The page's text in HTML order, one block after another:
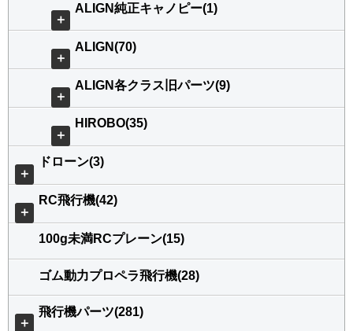
＋
ALIGN純正キャノピー(1)
＋
ALIGN(70)
＋
ALIGN各クラス旧パーツ(9)
＋
HIROBO(35)
＋
ドローン(3)
＋
RC飛行機(42)
100g未満RCプレーン(15)
ゴム動力プロペラ飛行機(28)
＋
飛行機パーツ(281)